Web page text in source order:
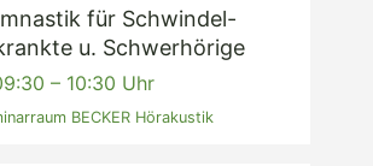
für Schwindel-
u. Schwerhörige
– 10:30 Uhr
BECKER Hörakustik